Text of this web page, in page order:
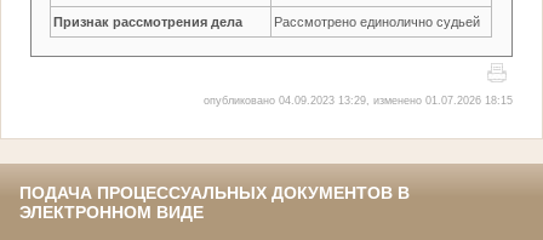
Признак рассмотрения дела Рассмотрено единолично судьей
опубликовано 04.09.2023 13:29, изменено 01.07.2026 18:15
ПОДАЧА ПРОЦЕССУАЛЬНЫХ ДОКУМЕНТОВ В
ЭЛЕКТРОННОМ ВИДЕ